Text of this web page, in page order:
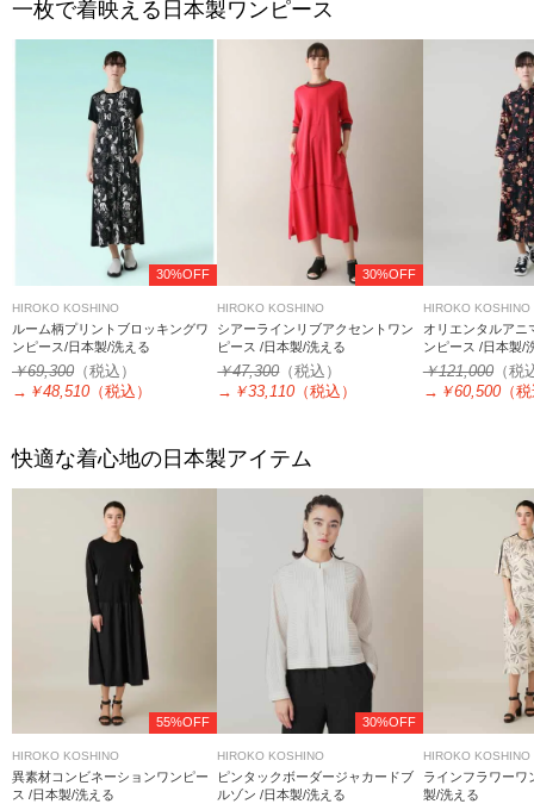
一枚で着映える日本製ワンピース
30%OFF
HIROKO KOSHINO
ルーム柄プリントブロッキングワ
ンピース/日本製/洗える
￥69,300 （税込）
→ ￥48,510 （税込）
30%OFF
HIROKO KOSHINO
シアーラインリブアクセントワン
ピース /日本製/洗える
￥47,300（税込）
→ ￥33,110 （税込）
HIROKO KOSHINO
オリエンタルアニ
ンピース /日本製/
￥121,000（税
→ ￥60,500（
快適な着心地の日本製アイテム
55%OFF
HIROKO KOSHINO
異素材コンビネーションワンピー
ス /日本製/洗える
30%OFF
HIROKO KOSHINO
ピンタックボーダージャカードブ
ルゾン /日本製/洗える
HIROKO KOSHINO
ラインフラワーワ
製/洗える